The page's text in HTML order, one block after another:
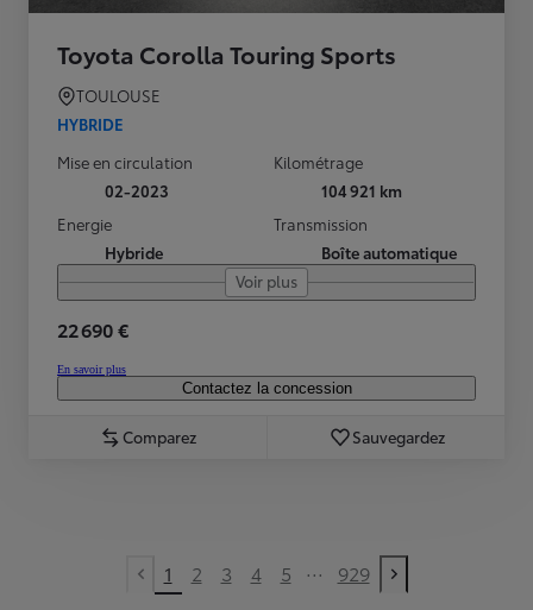
Toyota Corolla Touring Sports
TOULOUSE
HYBRIDE
Mise en circulation
02-2023
Kilométrage
104 921 km
Energie
Hybride
Transmission
Boîte automatique
Voir plus
22 690 €
En savoir plus
Contactez la concession
Comparez Sauvegardez
Previous page
1 2 3 4 5 ... 929
Next page